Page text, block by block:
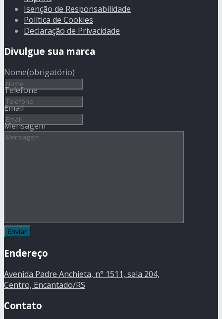
Isenção de Responsabilidade
Política de Cookies
Declaração de Privacidade
Divulgue sua marca
Nome(obrigatório)
Telefone
Email
Mensagem
Endereço
Avenida Padre Anchieta, n° 1511, sala 204,
Centro, Encantado/RS
Contato